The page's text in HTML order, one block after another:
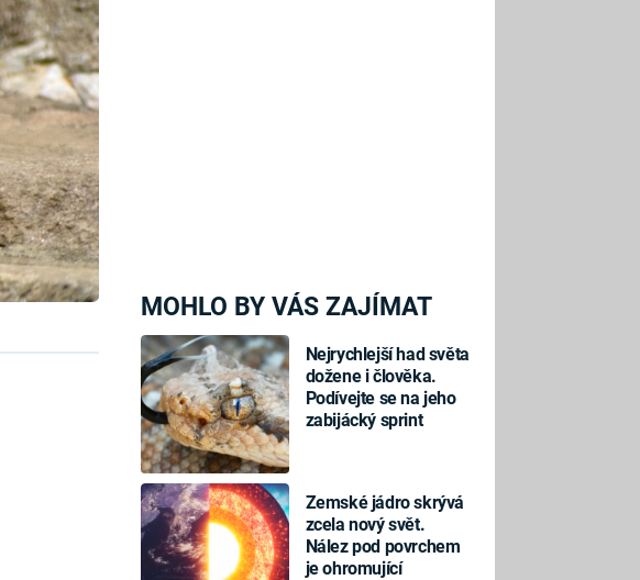
MOHLO BY VÁS ZAJÍMAT
Nejrychlejší had světa
dožene i člověka.
Podívejte se na jeho
zabijácký sprint
Zemské jádro skrývá
zcela nový svět.
Nález pod povrchem
je ohromující